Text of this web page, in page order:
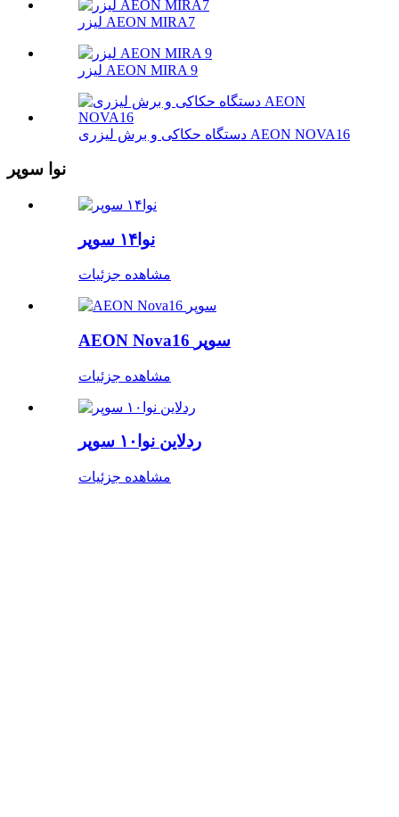
لیزر AEON MIRA7
لیزر AEON MIRA 9
دستگاه حکاکی و برش لیزری AEON NOVA16
نوا سوپر
نوا۱۴ سوپر
مشاهده جزئیات
AEON Nova16 سوپر
مشاهده جزئیات
ردلاین نوا۱۰ سوپر
مشاهده جزئیات